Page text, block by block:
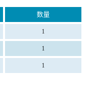
数量
1
1
1